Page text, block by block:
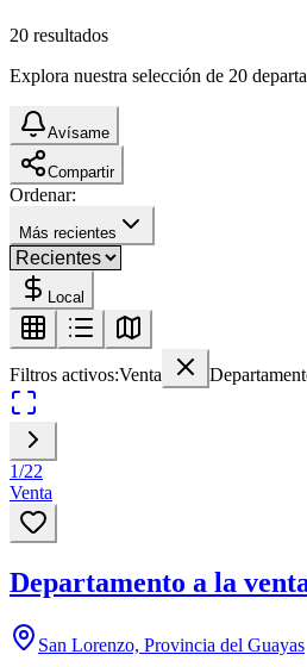
20 resultados
Explora nuestra selección de 20
Avísame
Compartir
Ordenar:
Más recientes
Local
Filtros activos:Venta
1/22
Venta
Departamento a la
San Lorenzo, Provincia del Guayas